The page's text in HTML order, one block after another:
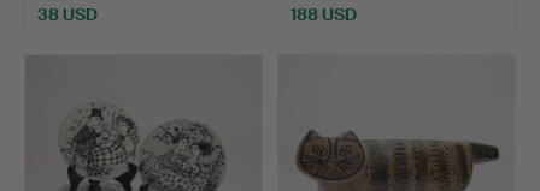
38 USD 188 USD